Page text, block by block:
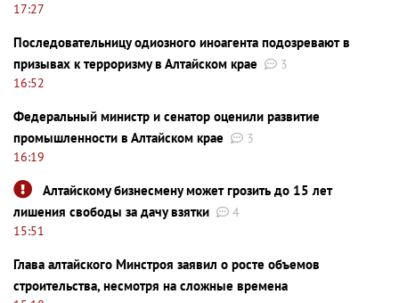
17:27
Последовательницу одиозного иноагента подозревают в
призывах к терроризму в Алтайском крае
3
16:52
Федеральный министр и сенатор оценили развитие
промышленности в Алтайском крае
3
16:19
Алтайскому бизнесмену может грозить до 15 лет
лишения свободы за дачу взятки
4
15:51
Глава алтайского Минстроя заявил о росте объемов
строительства, несмотря на сложные времена